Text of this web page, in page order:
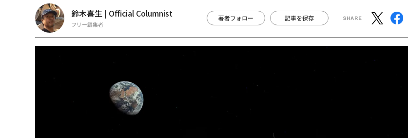
鈴木喜生 | Official Columnist
フリー編集者
著者フォロー 記事を保存